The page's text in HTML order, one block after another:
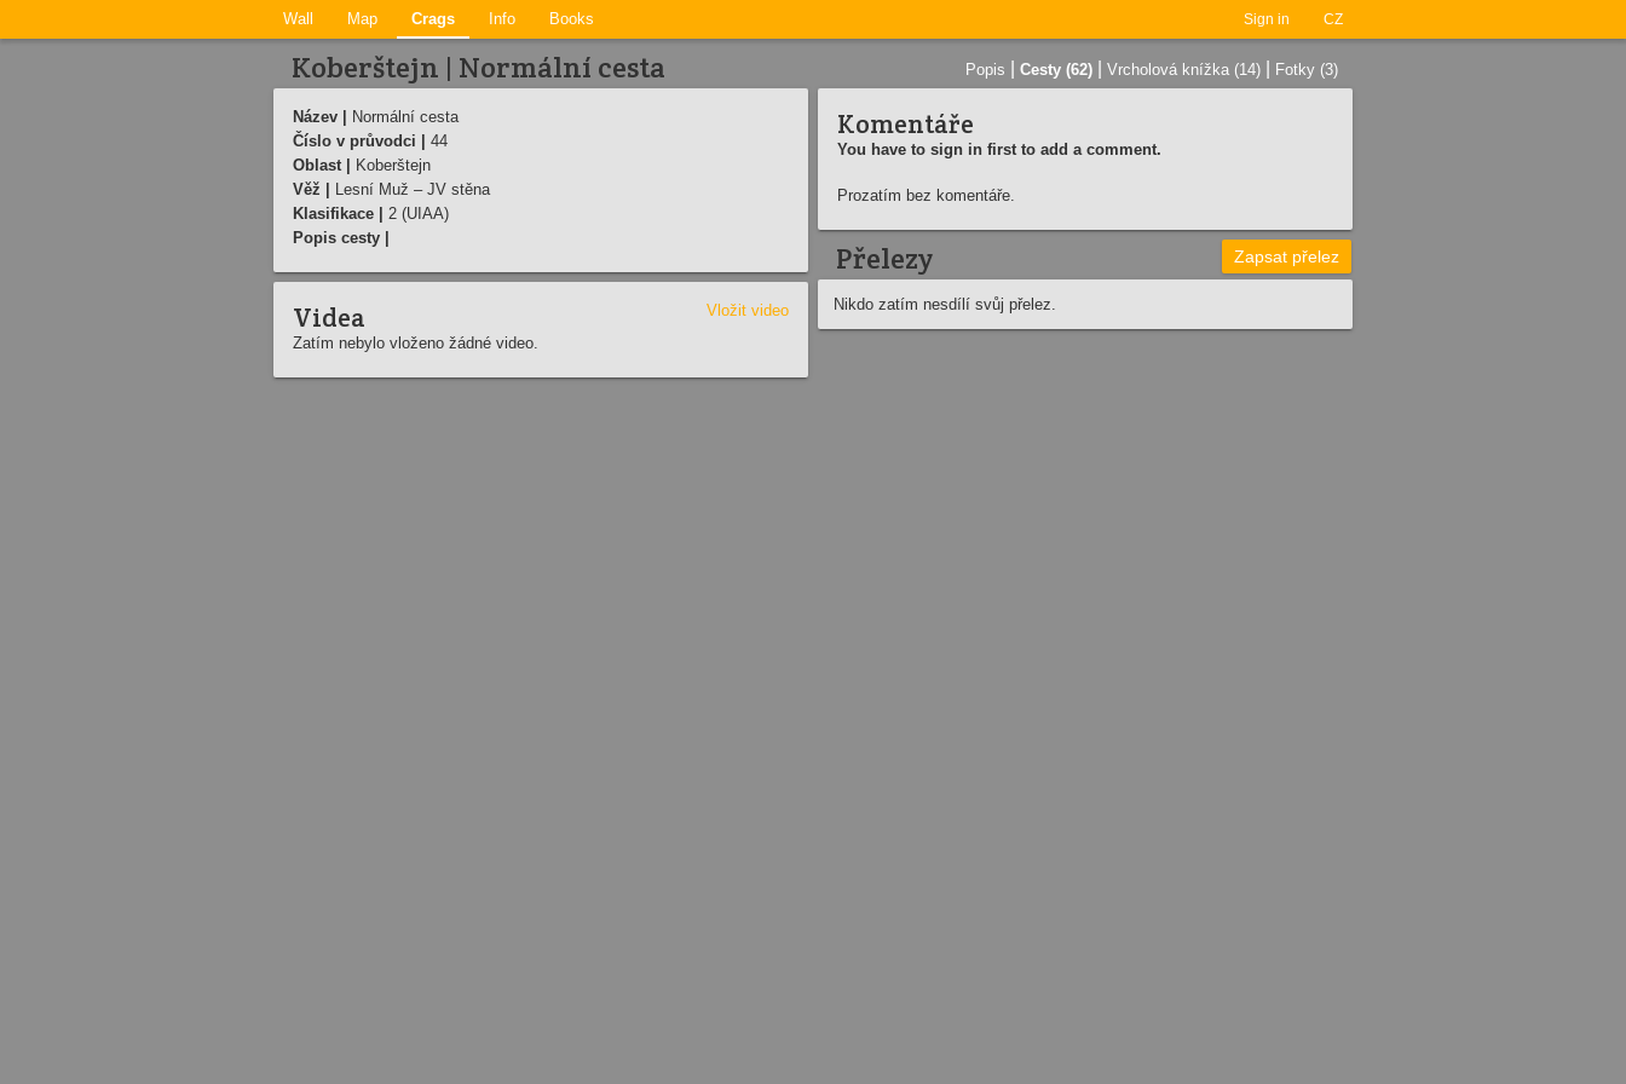
Sign in CZ
Wall Map Crags Info Books
Koberštejn | Normální cesta Popis Cesty (62) Vrcholová knížka (14) Fotky (3)
Název |
Normální cesta
Číslo v průvodci |
44
Oblast |
Koberštejn
Věž |
Lesní­ Muž – JV stěna
Klasifikace |
2 (UIAA)
Popis cesty |
Videa
Vložit video
Zatím nebylo vloženo žádné video.
Komentáře
You have to sign in first to add a comment.
Prozatím bez komentáře.
Přelezy Zapsat přelez
Nikdo zatím nesdílí svůj přelez.